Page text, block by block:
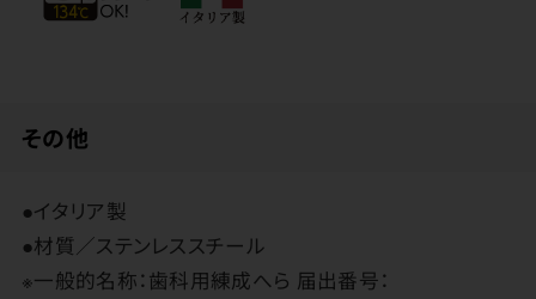
その他
●イタリア製
●材質／ステンレススチール
※一般的名称：歯科用練成へら 届出番号：